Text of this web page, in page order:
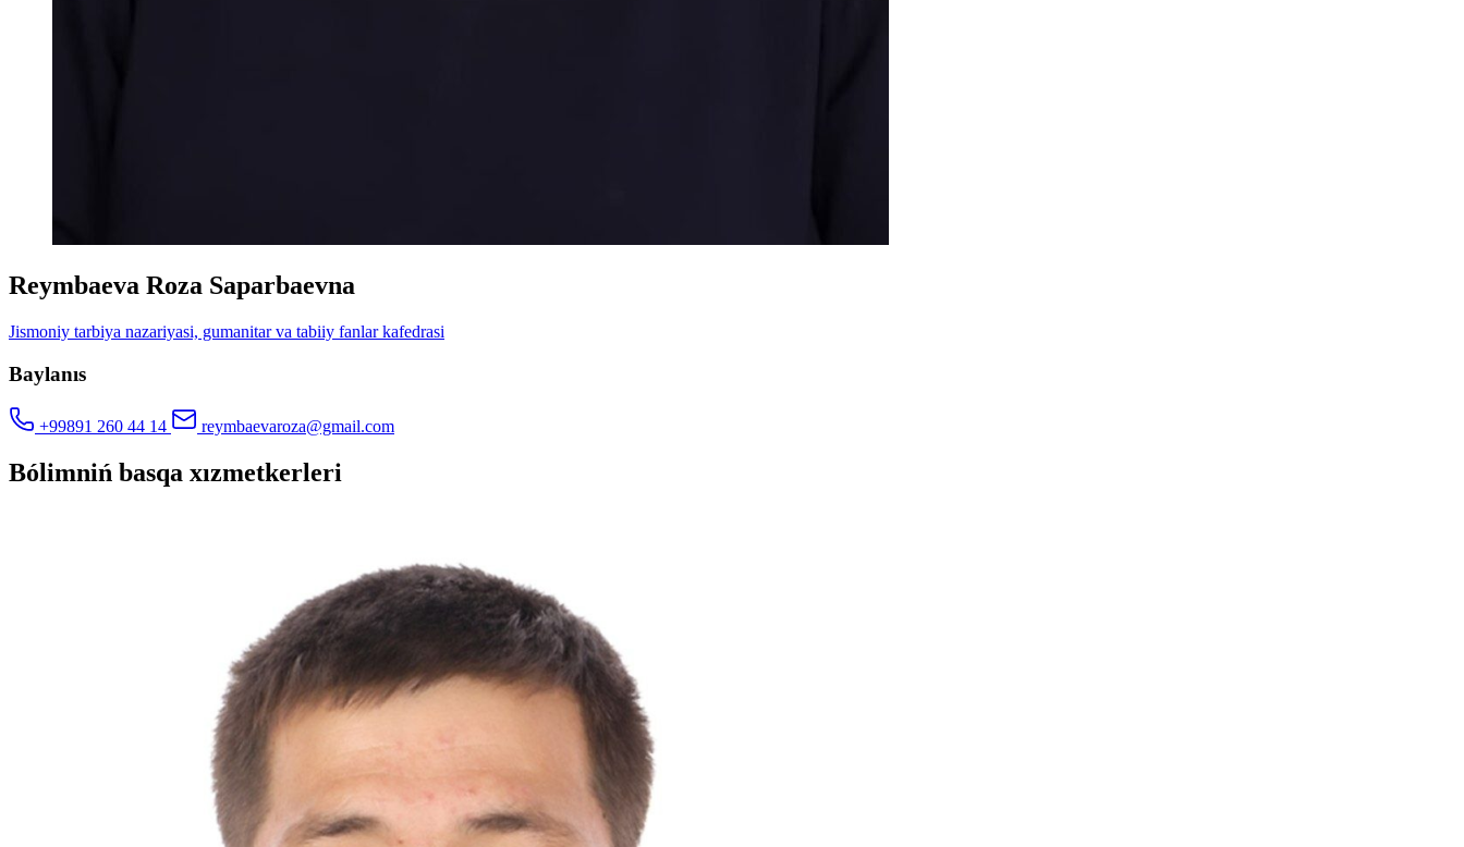
Reymbaeva Roza Saparbaevna
Jismoniy tarbiya nazariyasi, gumanitar va tabiiy fanlar kafedrasi
Baylanıs
+99891 260 44 14 reymbaevaroza@gmail.com
Bólimniń basqa xızmetkerleri